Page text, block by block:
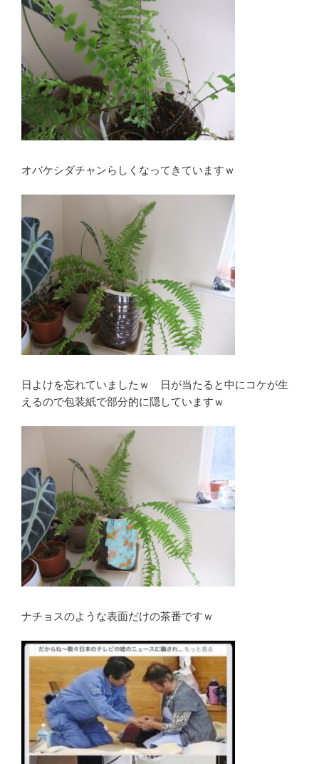
オバケシダチャンらしくなってきていますｗ
日よけを忘れていましたｗ 日が当たると中にコケが生
えるので包装紙で部分的に隠していますｗ
ナチョスのような表面だけの茶番ですｗ